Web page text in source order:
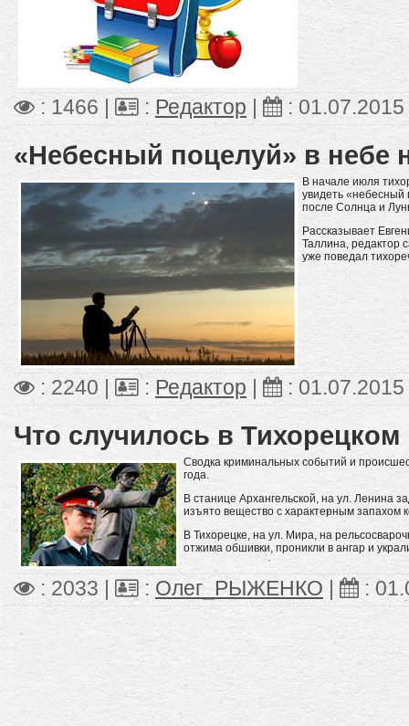
: 1466 | : Редактор : 01.07.2015
«Небесный поцелуй» в небе
В начале июля
увидеть «небесный
после Солнца и
Рассказывает
Таллина, редактор
уже поведал
: 2240 | : Редактор : 01.07.2015
Что случилось в Тихорецком
Сводка криминальных событий и
года.
В станице Архангельской, на ул. Ленина
изъято вещество с характерным запахом
В Тихорецке, на ул. Мира, на
отжима обшивки, проникли в ангар и
: 2033 | : Олег_РЫЖЕНКО | :